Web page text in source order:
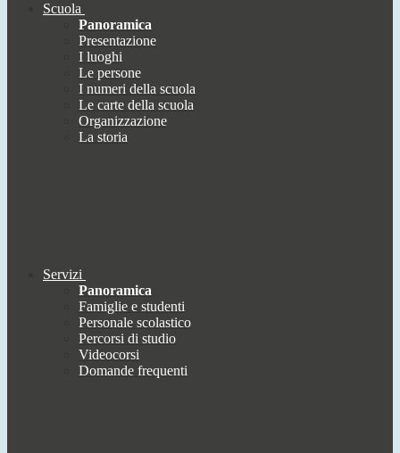
Scuola
Panoramica
Presentazione
I luoghi
Le persone
I numeri della scuola
Le carte della scuola
Organizzazione
La storia
Servizi
Panoramica
Famiglie e studenti
Personale scolastico
Percorsi di studio
Videocorsi
Domande frequenti